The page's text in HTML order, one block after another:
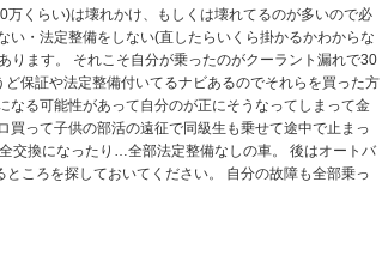
くらい)は壊れかけ、もしくは壊れてるのが多いので必
・法定整備をしない(直したらいくら掛かるかわからな
ります。 それこそ自分が乗ったのがクーラント漏れで30
保証や法定整備付いてるナビあるのでそれらを買った方
る可能性があって自分のが正にそうなってしまって金
って子供の部活の遠征で同級生も乗せて途中で止まっ
交換になったり…全部法定整備なしの車。 後はオートバ
ころを探しておいてください。 自分の故障も全部乗っ